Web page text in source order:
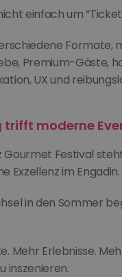
einfach um
Formate,
Premium-Gäste,
UX und
trifft moderne
Gourmet Festival
Exzellenz im Engadin.
in den Sommer
Mehr Erlebnisse.
inszenieren.